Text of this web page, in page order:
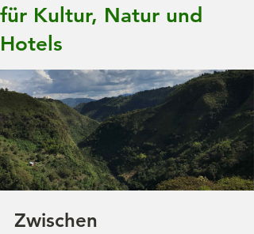
für Kultur, Natur und
Hotels
Zwischen